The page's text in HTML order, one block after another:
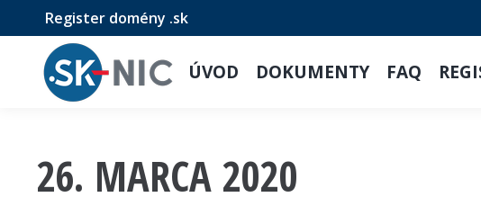
Register domény .sk
ÚVOD DOKUMENTY FAQ
26. MARCA 2020